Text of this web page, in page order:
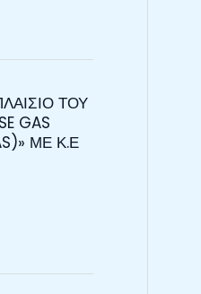
ΤΟΥ
GAS
ΜΕ Κ.Ε